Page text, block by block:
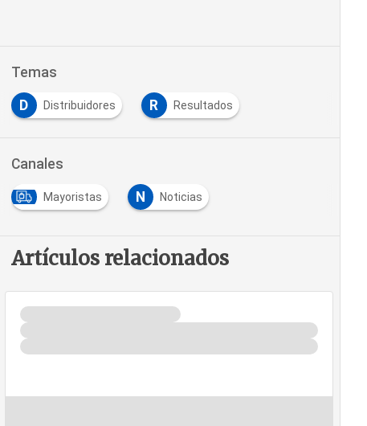
Temas
D Distribuidores R Resultados
Canales
Mayoristas N Noticias
Artículos relacionados